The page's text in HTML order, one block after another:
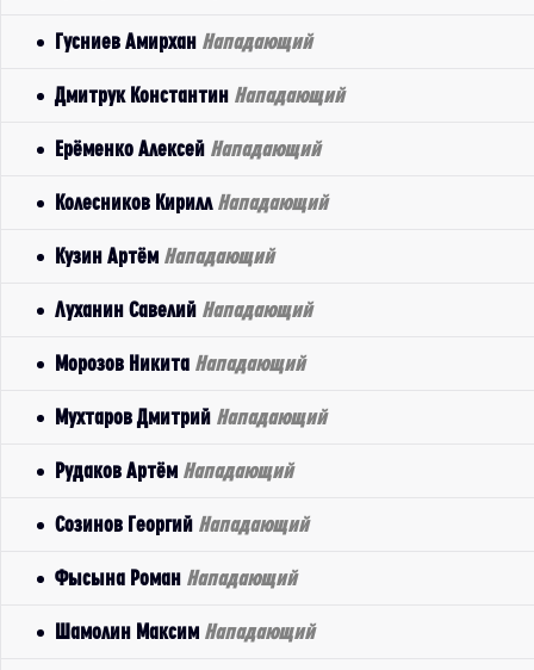
Гусниев Амирхан Нападающий
Дмитрук Константин Нападающий
Ерёменко Алексей Нападающий
Колесников Кирилл Нападающий
Кузин Артём Нападающий
Луханин Савелий Нападающий
Морозов Никита Нападающий
Мухтаров Дмитрий Нападающий
Рудаков Артём Нападающий
Созинов Георгий Нападающий
Фысына Роман Нападающий
Шамолин Максим Нападающий